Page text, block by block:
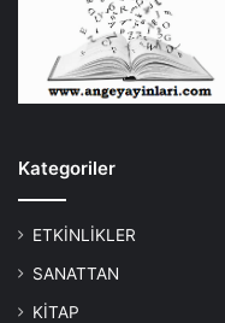
Kategoriler
ETKİNLİKLER
SANATTAN
KİTAP